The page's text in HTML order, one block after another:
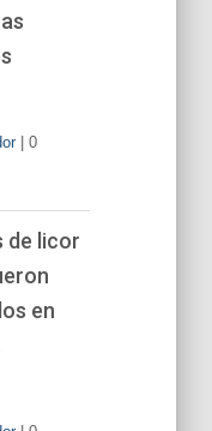
| 0
de licor
en